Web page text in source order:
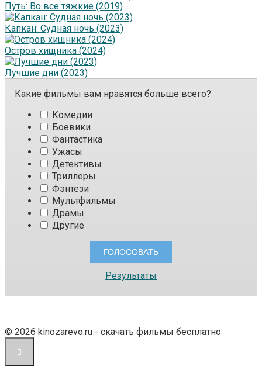
Путь: Во все тяжкие (2019)
Капкан: Судная ночь (2023)
Остров хищника (2024)
Лучшие дни (2023)
Какие фильмы вам нравятся больше всего?
Комедии
Боевики
Фантастика
Ужасы
Детективы
Триллеры
Фэнтези
Мультфильмы
Драмы
Другие
Результаты
© 2026 kinozarevo.ru - скачать фильмы бесплатно